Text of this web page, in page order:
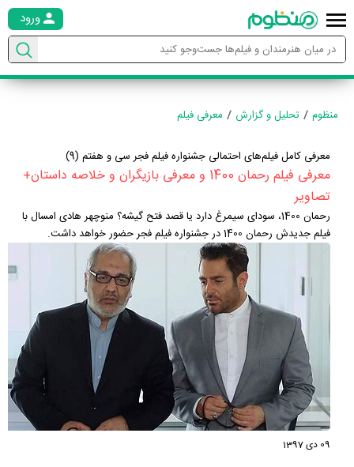
ورود
منظوم تحلیل و گزارش معرفی فیلم
معرفی کامل فیلم‌های احتمالی جشنواره فیلم فجر سی و هفتم (9)
معرفی فیلم رحمان 1400 و معرفی بازیگران و خلاصه داستان+
تصاویر
رحمان 1400، سودای سیمرغ دارد یا قصد فتح گیشه؟ منوچهر هادی امسال با
فیلم جدیدش رحمان 1400 در جشنواره فیلم فجر حضور خواهد داشت.
09 دی 1397